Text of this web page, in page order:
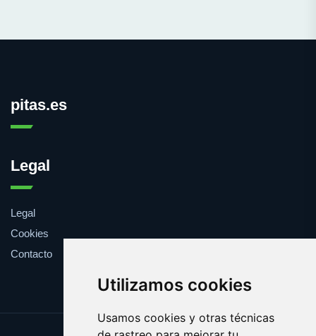
Utilizamos cookies
Usamos cookies y otras técnicas
pitas.es
Legal
Legal
Cookies
Contacto